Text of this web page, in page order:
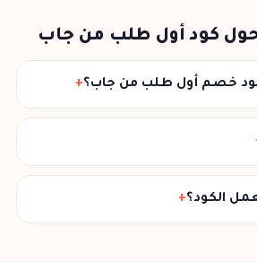
كود أول طلب من جاب
خصم أول طلب من جاب؟
الكود؟